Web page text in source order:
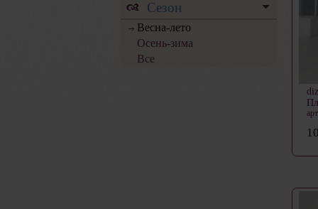
Сезон
Весна-лето
Осень-зима
Все